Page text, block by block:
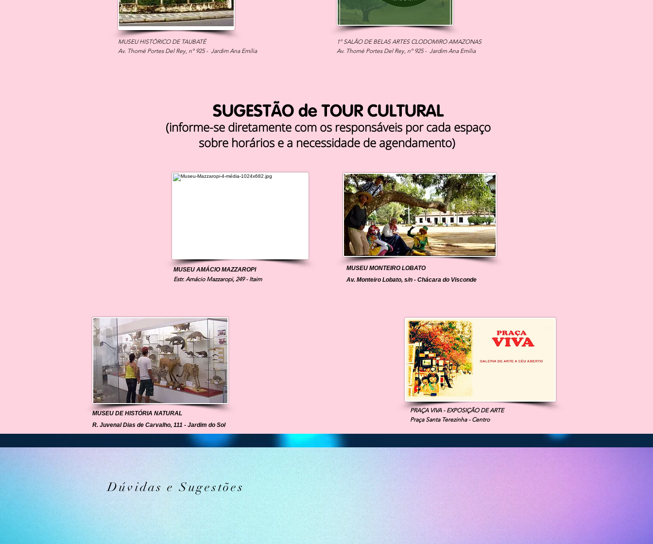
MUSEU HISTÓRICO DE TAUBATÉ
Av. Thomé Portes Del Rey, nº 925 - Jardim Ana Emília
1º SALÃO DE BELAS ARTES CLODOMIRO AMAZONAS
Av. Thomé Portes Del Rey, nº 925 - Jardim Ana Emília
SUGESTÃO de TOUR CULTURAL
(informe-se diretamente com os responsáveis por cada espaço
sobre horários e a necessidade de agendamento)
MUSEU AMÁCIO MAZZAROPI
Estr. Amácio Mazzaropi, 249 - Itaim
MUSEU DE HISTÓRIA NATURAL
R. Juvenal Dias de Carvalho, 111 - Jardim do Sol
MUSEU MONTEIRO LOBATO
Av. Monteiro Lobato, s/n - Chácara do Visconde
PRAÇA VIVA - EXPOSIÇÃO DE ARTE
Praça Santa Terezinha - Centro
Dúvidas e Sugestões